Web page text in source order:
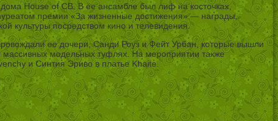
House of CB. В ее ансамбле был лиф на косточках,
премии «За жизненные достижения» — награды,
культуры посредством кино и телевидения.
ее дочери, Санди Роуз и Фейт Урбан, которые вышли
массивных модельных туфлях. На мероприятии также
и Синтия Эриво в платье Khaite.